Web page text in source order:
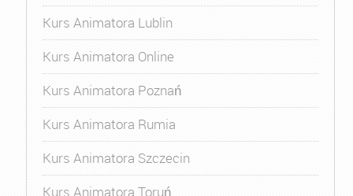
Kurs Animatora Lublin
Kurs Animatora Online
Kurs Animatora Poznań
Kurs Animatora Rumia
Kurs Animatora Szczecin
Kurs Animatora Toruń